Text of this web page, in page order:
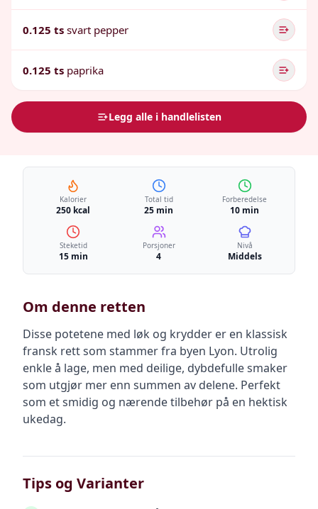
0.125 ts svart pepper
0.125 ts paprika
Legg alle i handlelisten
Kalorier
250 kcal
Total tid
25 min
Forberedelse
10 min
Steketid
15 min
Porsjoner
4
Nivå
Middels
Om denne retten
Disse potetene med løk og krydder er en klassisk
fransk rett som stammer fra byen Lyon. Utrolig
enkle å lage, men med deilige, dybdefulle smaker
som utgjør mer enn summen av delene. Perfekt
som et smidig og nærende tilbehør på en hektisk
ukedag.
Tips og Varianter